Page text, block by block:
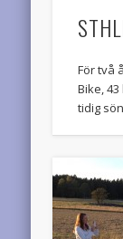
För två
Bike,
tidig